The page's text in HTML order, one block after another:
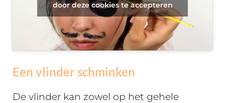
door deze cookies te accepteren
Een vlinder schminken
De vlinder kan zowel op het gehele